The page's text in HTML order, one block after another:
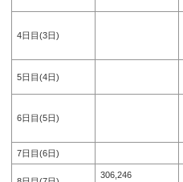
4日目(3日)
5日目(4日)
6日目(5日)
7日目(6日)
306,246